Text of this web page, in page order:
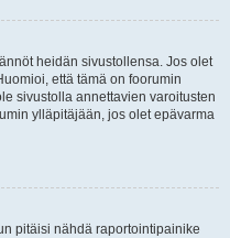
heidän sivustollensa. Jos olet
että tämä on foorumin
sivustolla annettavien varoitusten
ylläpitäjään, jos olet epävarma
pitäisi nähdä raportointipainike